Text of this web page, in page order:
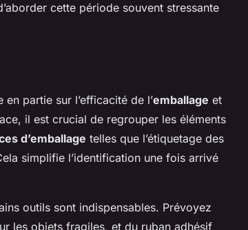
cette période souvent stressante
partie sur l’efficacité de l’emballage et
il est crucial de regrouper les éléments
d’emballage telles que l’étiquetage des
simplifie l’identification une fois arrivé
outils sont indispensables. Prévoyez
les objets fragiles, et du ruban adhésif